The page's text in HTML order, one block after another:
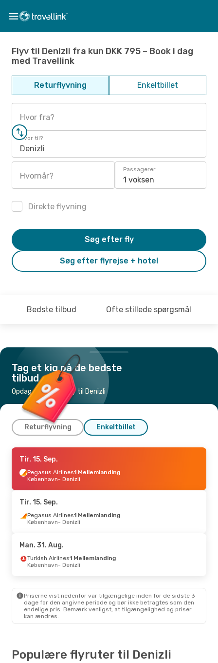
Flyv til Denizli fra kun DKK 795 – Book i dag
med Travellink
Returflyvning Enkeltbillet
Hvor fra?
Hvor til?
Denizli
Hvornår?
Passagerer
1 voksen
Direkte flyvning
Søg efter flyrejse + hotel
Søg efter fly
Bedste tilbud Ofte stillede spørgsmål
Tag et kig på de bedste
tilbud
Opdag de billigste fly til Denizli
Returflyvning Enkeltbillet
Fre. 4. Sep.
Turkish Airlines
1 Mellemlanding
Turkish Airlines
1 Mellemlanding
Denizli- København
Turkish Airlines
1 Mellemlanding
København- Denizli
Turkish Airlines
Tir. 15. Sep.
Pegasus Airlines1 Mellemlanding
København- Denizli
Tir. 15. Sep.
Pegasus Airlines1 Mellemlanding
København- Denizli
Man. 31. Aug.
Turkish Airlines1 Mellemlanding
København- Denizli
Priserne vist nedenfor var tilgængelige inden for de sidste 3
dage for den angivne periode og bør ikke betragtes som den
endelige pris. Bemærk venligst, at tilgængelighed og priser
kan ændres.
Populære flyruter til Denizli